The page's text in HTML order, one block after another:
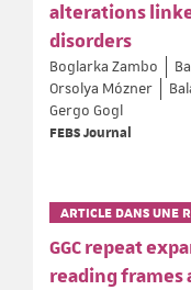
alterations
disorders
Boglarka Zambo
Orsolya Mózner
Gergo Gogl
FEBS Journal
ARTICLE DANS UNE
GGC repeat
reading frames